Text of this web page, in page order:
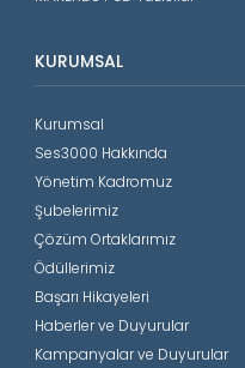
KURUMSAL
Kurumsal
Ses3000 Hakkında
Yönetim Kadromuz
Şubelerimiz
Çözüm Ortaklarımız
Ödüllerimiz
Başarı Hikayeleri
Haberler ve Duyurular
Kampanyalar ve Duyurular